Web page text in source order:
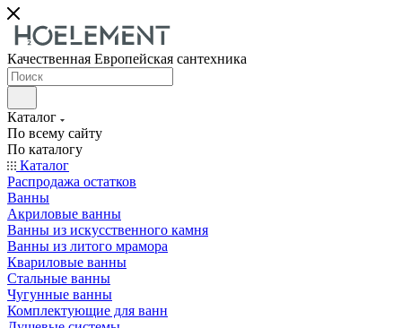
Качественная Европейская сантехника
Каталог
По всему сайту
По каталогу
Каталог
Распродажа остатков
Ванны
Акриловые ванны
Ванны из искусственного камня
Ванны из литого мрамора
Квариловые ванны
Стальные ванны
Чугунные ванны
Комплектующие для ванн